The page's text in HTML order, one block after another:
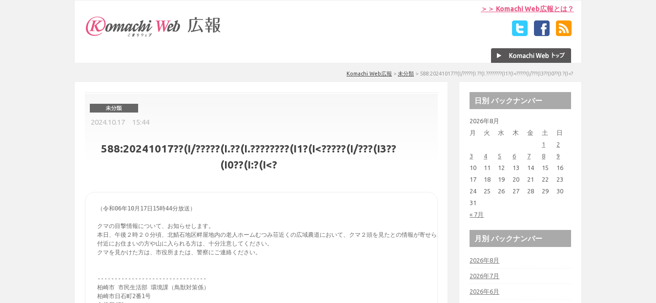
＞＞ Komachi Web広報とは？
Komachi Web広報 > 未分類 > 588:20241017??(I/?????(I.??(I.????????(I1?(I<?????(I/???(I3??(I0??(I:?(I<?
2024.10.17 15:44
588:20241017??(I/?????(I.??(I.????????(I1?(I<?????(I/???(I3??
(I0??(I:?(I<?
（令和06年10月17日15時44分放送）
クマの目撃情報について、お知らせします。
本日、午後２時２０分頃、北鯖石地区畔屋地内の老人ホームむつみ荘近くの広域農道において、クマ２頭を見たとの情報が寄せられました。
付近にお住まいの方や山に入られる方は、十分注意してください。
クマを見かけた方は、市役所または、警察にご連絡ください。
--------------------------------
柏崎市 市民生活部 環境課（鳥獣対策係）
柏崎市日石町2番1号
日別 バックナンバー
2026年8月
月
火 水 木 金 土 日
« 7月
1
2
3
4 5 6 7 8
9
10
11 12 13 14 15
16
17
18 19 20 21 22
23
24
25 26 27 28 29
30
31
月別 バックナンバー
2026年8月
2026年7月
2026年6月